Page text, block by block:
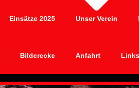
Einsätze 2025 Unser Verein
Bilderecke Anfahrt Links